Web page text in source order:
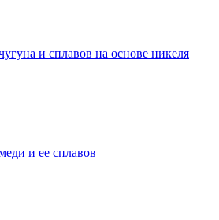
и сплавов на основе никеля
и ее сплавов